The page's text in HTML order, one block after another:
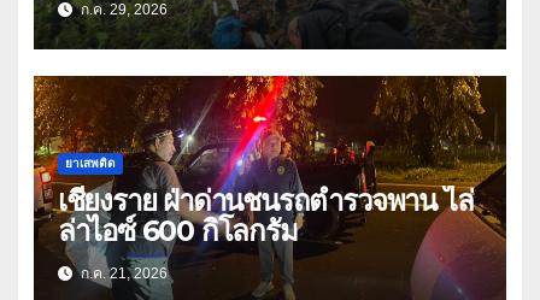
ก.ค. 29, 2026
ยาเสพติด
เชียงราย ฝ่าด่านชนรถตำรวจพาน ไล่
ล่าไอซ์ 600 กิโลกรัม
ก.ค. 21, 2026